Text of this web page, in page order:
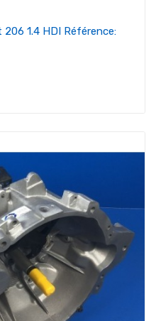
1.4 HDI Référence: